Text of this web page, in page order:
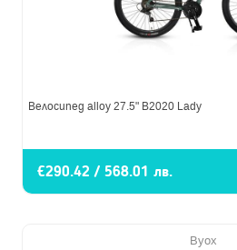
Велосипед alloy 27.5" B2020 Lady
€290.42 / 568.01 лв.
Byox